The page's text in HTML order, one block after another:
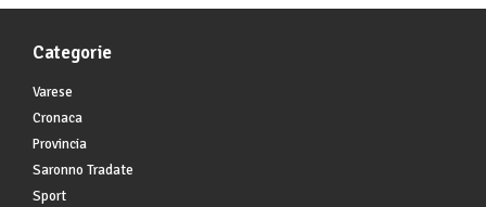
Categorie
Varese
Cronaca
Provincia
Saronno Tradate
Sport